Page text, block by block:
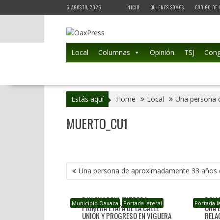
to
6 AGOSTO, 2026 INICIO QUIENES SOMOS CÓDIGO DE
Local Columnas Opinión TSJ
Estás aquí Home Local Una persona
MUERTO_CU1
NAVEGACIÓN
DE Una persona de aproximadamente 33 años
Municipio Oaxaca Portada lateral
RAY CHAGOYA ENTREGA
PRIMERA ETAPA DE LA CALLE
UNIÓN Y PROGRESO EN VIGUERA
Portada
UNA